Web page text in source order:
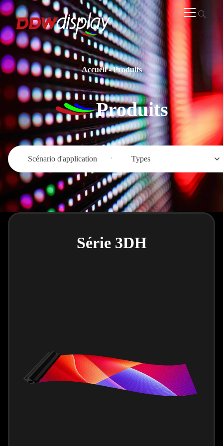
Accueil-Produits
Produits
Scénario d'application Types
Série 3DH